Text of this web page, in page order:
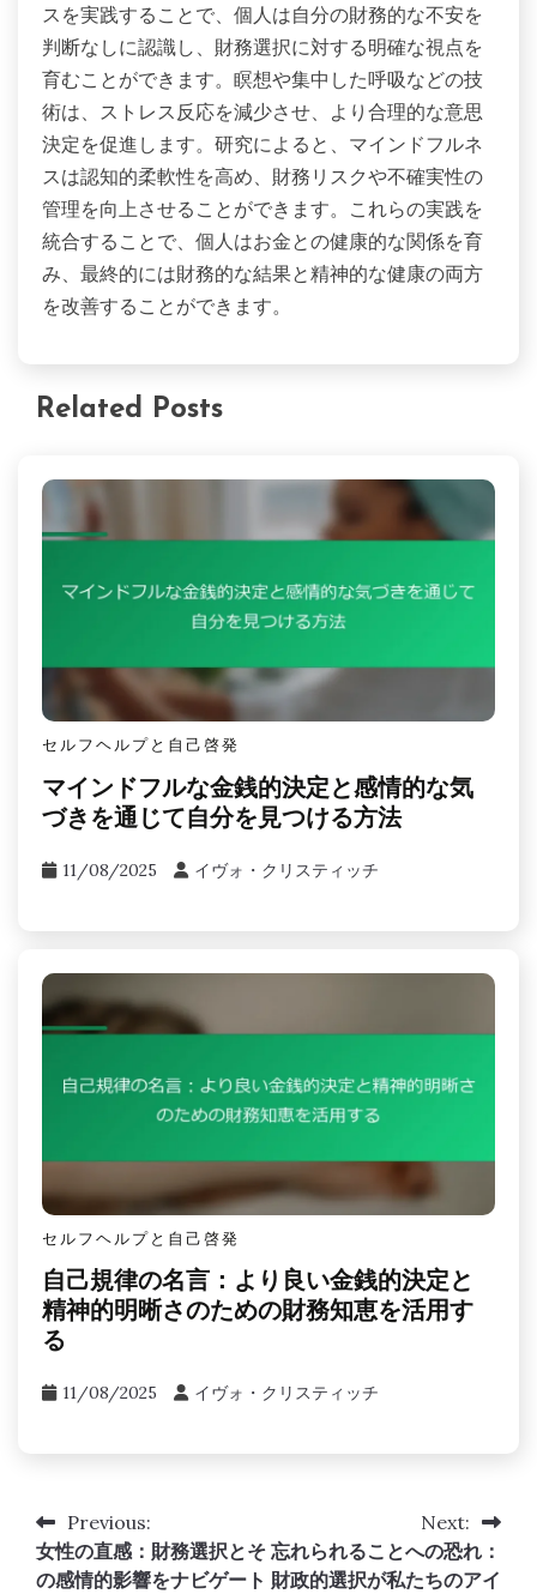
スを実践することで、個人は自分の財務的な不安を
判断なしに認識し、財務選択に対する明確な視点を
育むことができます。瞑想や集中した呼吸などの技
術は、ストレス反応を減少させ、より合理的な意思
決定を促進します。研究によると、マインドフルネ
スは認知的柔軟性を高め、財務リスクや不確実性の
管理を向上させることができます。これらの実践を
統合することで、個人はお金との健康的な関係を育
み、最終的には財務的な結果と精神的な健康の両方
を改善することができます。
Related Posts
セルフヘルプと自己啓発
マインドフルな金銭的決定と感情的な気
づきを通じて自分を見つける方法
11/08/2025 イヴォ・クリスティッチ
セルフヘルプと自己啓発
自己規律の名言：より良い金銭的決定と
精神的明晰さのための財務知恵を活用す
る
11/08/2025 イヴォ・クリスティッチ
Post
navigation
Previous:
女性の直感：財務選択とそ
の感情的影響をナビゲート
Next:
忘れられることへの恐れ：
財政的選択が私たちのアイ